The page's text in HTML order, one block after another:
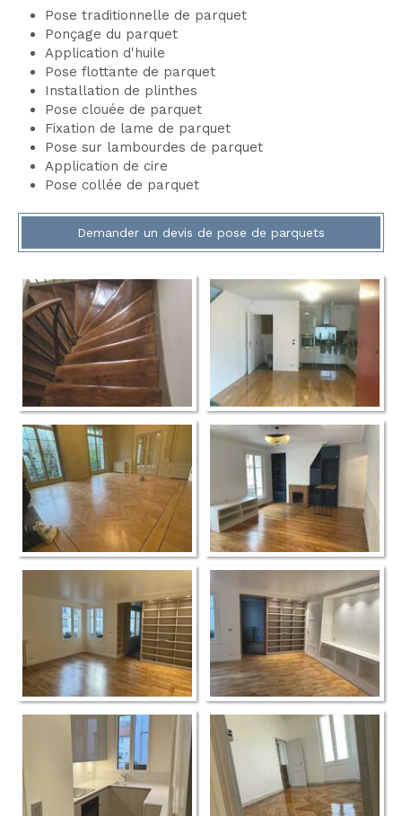
Pose traditionnelle de parquet
Ponçage du parquet
Application d'huile
Pose flottante de parquet
Installation de plinthes
Pose clouée de parquet
Fixation de lame de parquet
Pose sur lambourdes de parquet
Application de cire
Pose collée de parquet
Demander un devis de pose de parquets